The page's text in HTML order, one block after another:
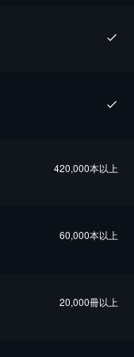
420,000本以上
60,000本以上
20,000冊以上